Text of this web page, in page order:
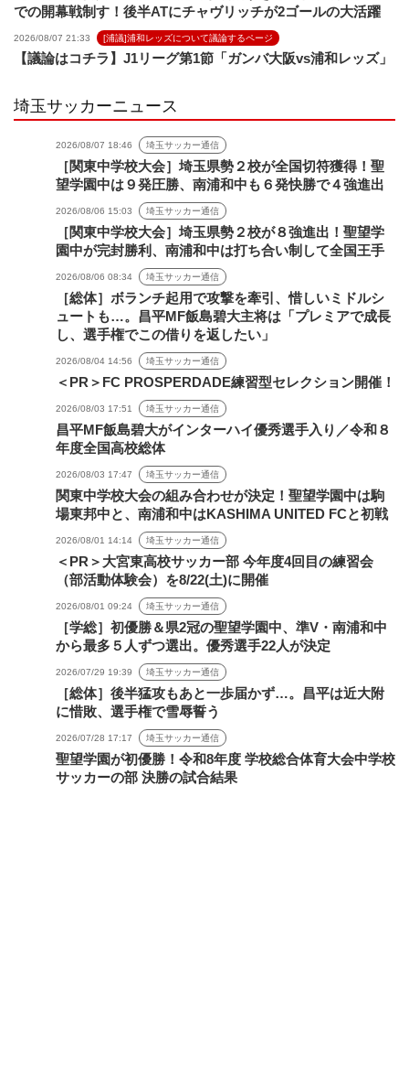
での開幕戦制す！後半ATにチャヴリッチが2ゴールの大活躍
2026/08/07 21:33 [浦議]浦和レッズについて議論するページ
【議論はコチラ】J1リーグ第1節「ガンバ大阪vs浦和レッズ」
埼玉サッカーニュース
2026/08/07 18:46 埼玉サッカー通信
［関東中学校大会］埼玉県勢２校が全国切符獲得！聖
望学園中は９発圧勝、南浦和中も６発快勝で４強進出
2026/08/06 15:03 埼玉サッカー通信
［関東中学校大会］埼玉県勢２校が８強進出！聖望学
園中が完封勝利、南浦和中は打ち合い制して全国王手
2026/08/06 08:34 埼玉サッカー通信
［総体］ボランチ起用で攻撃を牽引、惜しいミドルシ
ュートも…。昌平MF飯島碧大主将は「プレミアで成長
し、選手権でこの借りを返したい」
2026/08/04 14:56 埼玉サッカー通信
＜PR＞FC PROSPERDADE練習型セレクション開催！
2026/08/03 17:51 埼玉サッカー通信
昌平MF飯島碧大がインターハイ優秀選手入り／令和８
年度全国高校総体
2026/08/03 17:47 埼玉サッカー通信
関東中学校大会の組み合わせが決定！聖望学園中は駒
場東邦中と、南浦和中はKASHIMA UNITED FCと初戦
2026/08/01 14:14 埼玉サッカー通信
＜PR＞大宮東高校サッカー部 今年度4回目の練習会
（部活動体験会）を8/22(土)に開催
2026/08/01 09:24 埼玉サッカー通信
［学総］初優勝＆県2冠の聖望学園中、準V・南浦和中
から最多５人ずつ選出。優秀選手22人が決定
2026/07/29 19:39 埼玉サッカー通信
［総体］後半猛攻もあと一歩届かず…。昌平は近大附
に惜敗、選手権で雪辱誓う
2026/07/28 17:17 埼玉サッカー通信
聖望学園が初優勝！令和8年度 学校総合体育大会中学校
サッカーの部 決勝の試合結果